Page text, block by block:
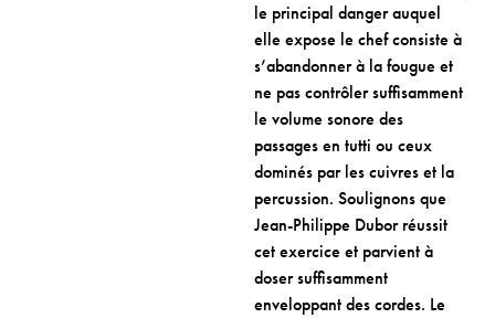
le principal danger auquel
elle expose le chef consiste à
s’abandonner à la fougue et
ne pas contrôler suffisamment
le volume sonore des
passages en tutti ou ceux
dominés par les cuivres et la
percussion. Soulignons que
Jean-Philippe Dubor réussit
cet exercice et parvient à
doser suffisamment
enveloppant des cordes. Le